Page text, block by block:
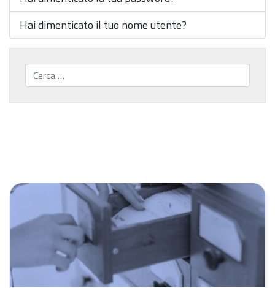
Hai dimenticato il tuo nome utente?
Cerca...